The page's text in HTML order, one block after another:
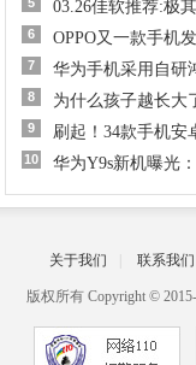
03.26佳软推荐:极
6 OPPO又一款手机
7 华为手机采用自研
8 为什么孩子越长大
9 刷起！34款手机安
10 华为Y9s新机曝光
关于我们 联系我们
版权所有 Copyright ©